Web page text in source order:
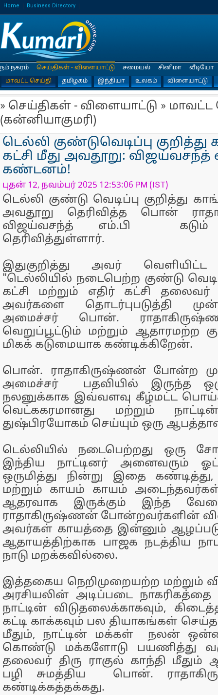
Home Business Directory
நம் நகரம்
செய்திகள் - விளையாட்டு
மாவட்ட செய்தி
தமிழகம் இந்தியா உலகம் விளையாட்டு
சமையல் சினிமா வீடியோ
» செய்திகள் - விளையாட்டு » மாவட்ட
(கன்னியாகுமரி)
டெல்லி குண்டுவெடிப்பு
கட்சி மீது அவதூறு: விஜய்வசந்த்
கண்டனம்!
புதன் 12, நவம்பர் 2025 12:53:06 PM (IST)
டெல்லி குண்டு வெடிப்பு குறித்து
அவதூறு தெரிவித்த பொன்
விஜய்வசந்த் எம்.பி
தெரிவித்துள்ளார்.
இதுகுறித்து அவர் வெளியிட்ட
"டெல்லியில் நடைபெற்ற குண்டு
கட்சி மற்றும் எதிர் கட்சி தலைவர்
அவர்களை தொடர்புபடுத்தி
அமைச்சர் பொன்.
வெறுப்பூட்டும் மற்றும் ஆதாரமற்ற
மிகக் கடுமையாக கண்டிக்கிறேன்.
பொன். ராதாகிருஷ்ணன் போன்ற
அமைச்சர் பதவியில் இருந்த
நலனுக்காக இவ்வளவு கீழ்மட்ட
வெட்ககரமானது மற்றும்
துஷ்பிரயோகம் செய்யும் ஒரு
டெல்லியில் நடைபெற்றது ஒரு
இந்திய நாட்டினர் அனைவரும்
ஒருமித்து நின்று இதை
மற்றும் காயம் காயம் அடைந்தவர்கள்
ஆதரவாக இருக்கும் இந்த
ராதாகிருஷ்ணன் போன்றவர்களின்
அவர்கள் காயத்தை இன்னும்
ஆதாயத்திற்காக பாஜக நடத்திய
நாடு மறக்கவில்லை.
இத்தகைய நெறிமுறையற்ற மற்றும்
அரசியலின் அடிப்படை
நாட்டின் விடுதலைக்காகவும்,
கட்டி காக்கவும் பல தியாகங்கள்
மீதும், நாட்டின் மக்கள் நலன்
கொண்டு மக்களோடு பயணித்து
தலைவர் திரு ராகுல் காந்தி
பழி சுமத்திய பொன்.
கண்டிக்கத்தக்கது.